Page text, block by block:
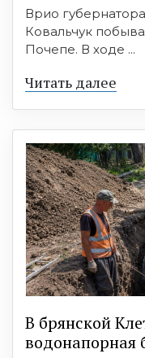
Врио
Ковальчук
Почепе. В ходе ...
Читать далее
В брянской
водонапорная